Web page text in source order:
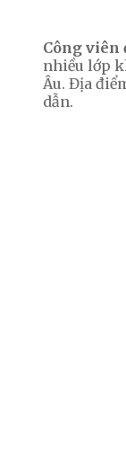
Công viên
nhiều lớp
Âu. Địa
dẫn.